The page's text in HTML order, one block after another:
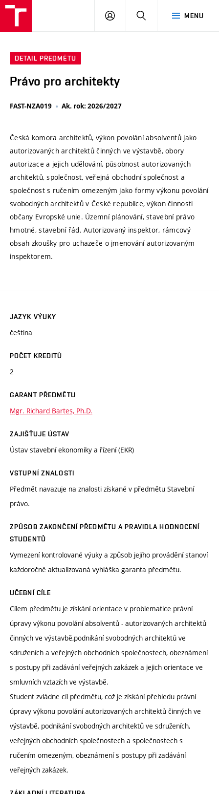
MENU
PŘIHLÁSIT
DETAIL PŘEDMĚTU
Právo pro architekty
FAST-NZA019 Ak. rok: 2026/2027
Česká komora architektů, výkon povolání absolventů jako
autorizovaných architektů činných ve výstavbě, obory
autorizace a jejich udělování, působnost autorizovaných
architektů, společnost, veřejná obchodní společnost a
společnost s ručením omezeným jako formy výkonu povolání
svobodných architektů v České republice, výkon činnosti
občany Evropské unie. Územní plánování, stavební právo
hmotné, stavební řád. Autorizovaný inspektor, rámcový
obsah zkoušky pro uchazeče o jmenování autorizovaným
inspektorem.
JAZYK VÝUKY
čeština
POČET KREDITŮ
2
GARANT PŘEDMĚTU
Mgr. Richard Bartes, Ph.D.
ZAJIŠŤUJE ÚSTAV
Ústav stavební ekonomiky a řízení (EKR)
VSTUPNÍ ZNALOSTI
Předmět navazuje na znalosti získané v předmětu Stavební
právo.
ZPŮSOB ZAKONČENÍ PŘEDMĚTU A PRAVIDLA HODNOCENÍ
STUDENTŮ
Vymezení kontrolované výuky a způsob jejího provádění stanoví
každoročně aktualizovaná vyhláška garanta předmětu.
UČEBNÍ CÍLE
Cílem předmětu je získání orientace v problematice právní
úpravy výkonu povolání absolventů - autorizovaných architektů
činných ve výstavbě,podnikání svobodných architektů ve
sdruženích a veřejných obchodních společnostech, obeznámení
s postupy při zadávání veřejných zakázek a jejich orientace ve
smluvních vztazích ve výstavbě.
Student zvládne cíl předmětu, což je získání přehledu právní
úpravy výkonu povolání autorizovaných architektů činných ve
výstavbě, podnikání svobodných architektů ve sdruženích,
veřejných obchodních společnostech a společnostech s
ručením omezeným, obeznámení s postupy při zadávání
veřejných zakázek.